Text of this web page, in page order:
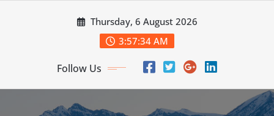
Thursday, 6 August 2026
3:57:36 AM
Follow Us